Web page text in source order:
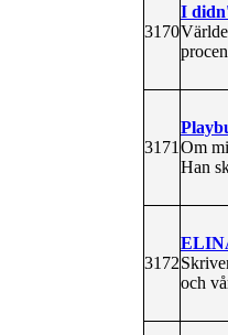
3170
I
3171 Om
Han
3172
och